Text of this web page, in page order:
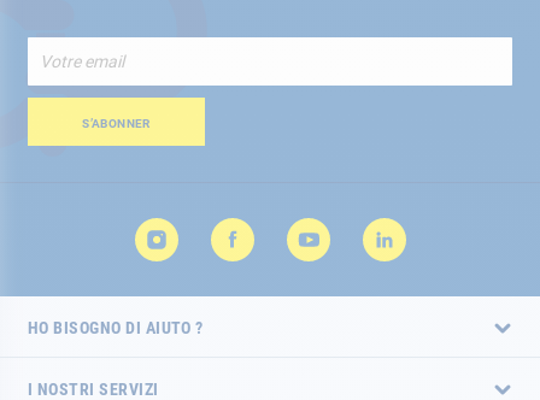
alla
nostra
Newsletter:S’ABONNER
HO BISOGNO DI AIUTO ?
I NOSTRI SERVIZI